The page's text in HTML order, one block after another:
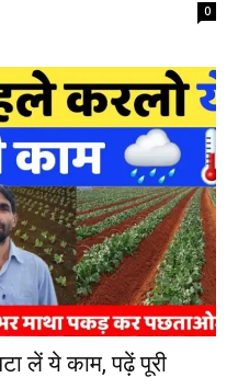
0
लें ये काम, पढ़ें पूरी